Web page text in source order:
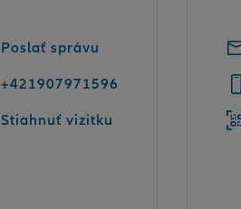
Poslať správu
+421907971596
Stiahnuť vizitku